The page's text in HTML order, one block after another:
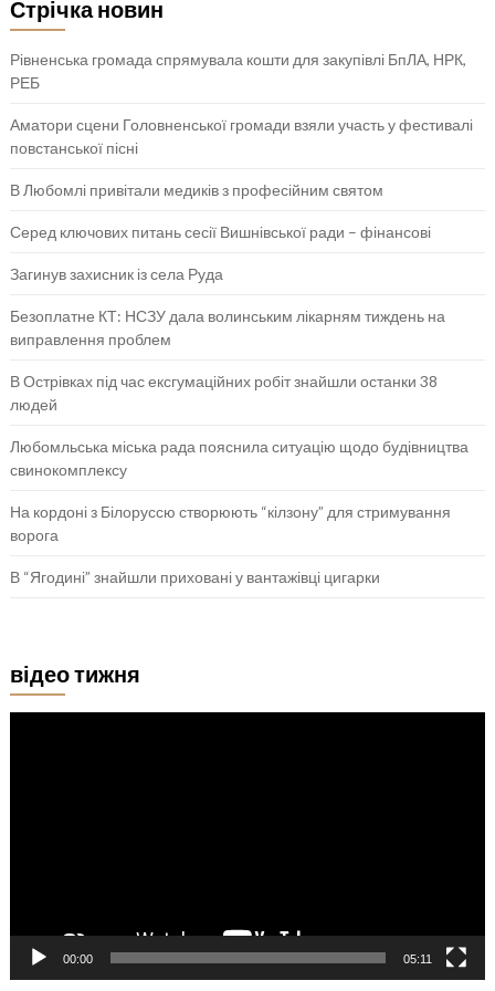
Стрічка новин
Рівненська громада спрямувала кошти для закупівлі БпЛА, НРК,
РЕБ
Аматори сцени Головненської громади взяли участь у фестивалі
повстанської пісні
В Любомлі привітали медиків з професійним святом
Серед ключових питань сесії Вишнівської ради – фінансові
Загинув захисник із села Руда
Безоплатне КТ: НСЗУ дала волинським лікарням тиждень на
виправлення проблем
В Острівках під час ексгумаційних робіт знайшли останки 38
людей
Любомльська міська рада пояснила ситуацію щодо будівництва
свинокомплексу
На кордоні з Білоруссю створюють “кілзону” для стримування
ворога
В “Ягодині” знайшли приховані у вантажівці цигарки
відео тижня
00:00 05:11